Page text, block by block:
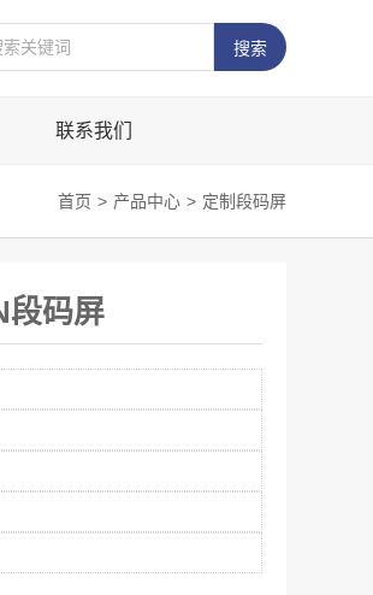
联系我们
首页 > 产品中心 > 定制段码屏
段码屏